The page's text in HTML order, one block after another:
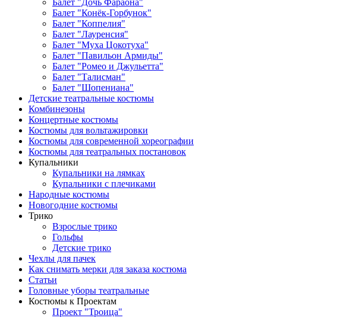
Балет "Дочь Фараона"
Балет "Конёк-Горбунок"
Балет "Коппелия"
Балет "Лауренсия"
Балет "Муха Цокотуха"
Балет "Павильон Армиды"
Балет "Ромео и Джульетта"
Балет "Талисман"
Балет "Шопениана"
Детские театральные костюмы
Комбинезоны
Концертные костюмы
Костюмы для вольтажировки
Костюмы для современной хореографии
Костюмы для театральных постановок
Купальники
Купальники на лямках
Купальники с плечиками
Народные костюмы
Новогодние костюмы
Трико
Взрослые трико
Гольфы
Детские трико
Чехлы для пачек
Как снимать мерки для заказа костюма
Статьи
Головные уборы театральные
Костюмы к Проектам
Проект "Троица"